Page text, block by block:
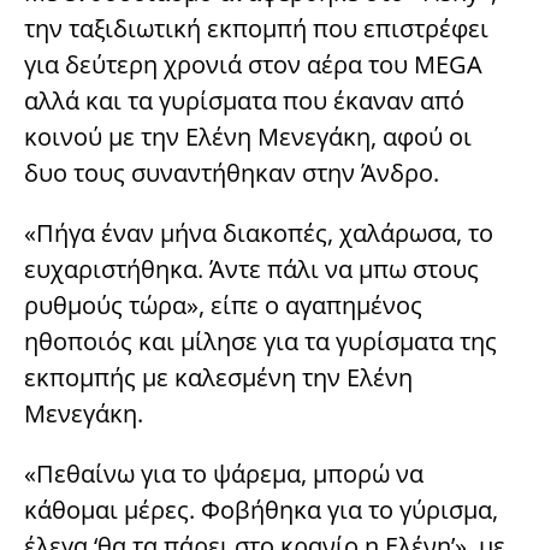
την ταξιδιωτική εκπομπή που επιστρέφει
για δεύτερη χρονιά στον αέρα του MEGA
αλλά και τα γυρίσματα που έκαναν από
κοινού με την Ελένη Μενεγάκη, αφού οι
δυο τους συναντήθηκαν στην Άνδρο.
«Πήγα έναν μήνα διακοπές, χαλάρωσα, το
ευχαριστήθηκα. Άντε πάλι να μπω στους
ρυθμούς τώρα», είπε ο αγαπημένος
ηθοποιός και μίλησε για τα γυρίσματα της
εκπομπής με καλεσμένη την Ελένη
Μενεγάκη.
«Πεθαίνω για το ψάρεμα, μπορώ να
κάθομαι μέρες. Φοβήθηκα για το γύρισμα,